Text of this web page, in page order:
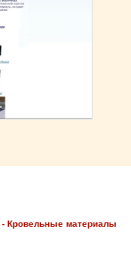
Кровельные материалы